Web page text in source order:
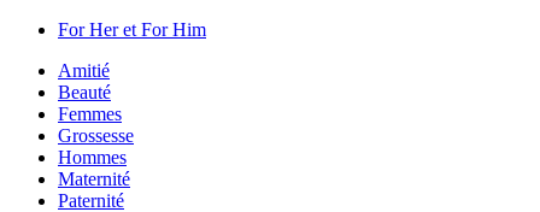
For Her et For Him
Amitié
Beauté
Femmes
Grossesse
Hommes
Maternité
Paternité